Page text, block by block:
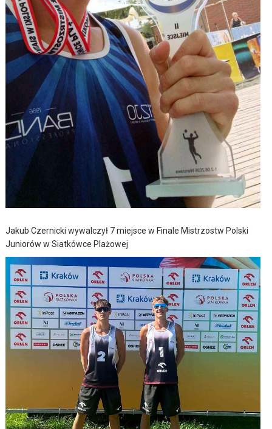
Jakub Czernicki wywalczył 7 miejsce w Finale Mistrzostw Polski
Juniorów w Siatkówce Plażowej